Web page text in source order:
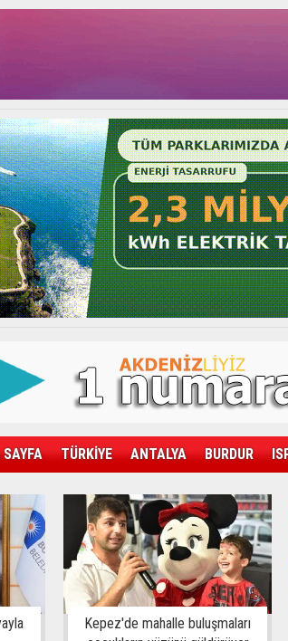
TÜRKİYE ANTALYA BURDUR
ÜRÜNÜ SAĞLIK EKONOMİ DÜNYA
Kepez'de mahalle buluşmaları